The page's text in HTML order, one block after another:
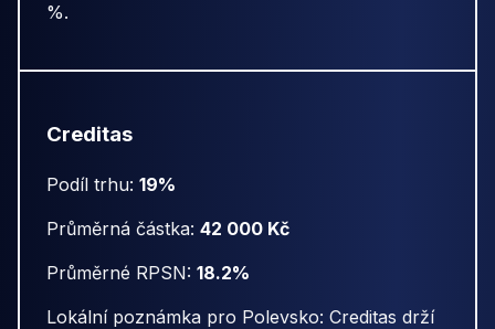
%.
Creditas
Podíl trhu: 19%
Průměrná částka: 42 000 Kč
Průměrné RPSN: 18.2%
Lokální poznámka pro Polevsko: Creditas drží